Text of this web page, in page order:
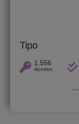
Tipo
1,556
Acceso